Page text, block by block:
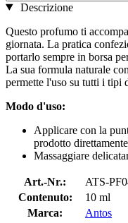
Descrizione
Questo profumo ti
giornata. La pratica
portarlo sempre in borsa
La sua formula naturale
permette l'uso su tutti i tipi
Modo d'uso:
Applicare con la
prodotto
Massaggiare
Art.-Nr.:
ATS-
Contenuto:
10 ml
Marca:
Antos